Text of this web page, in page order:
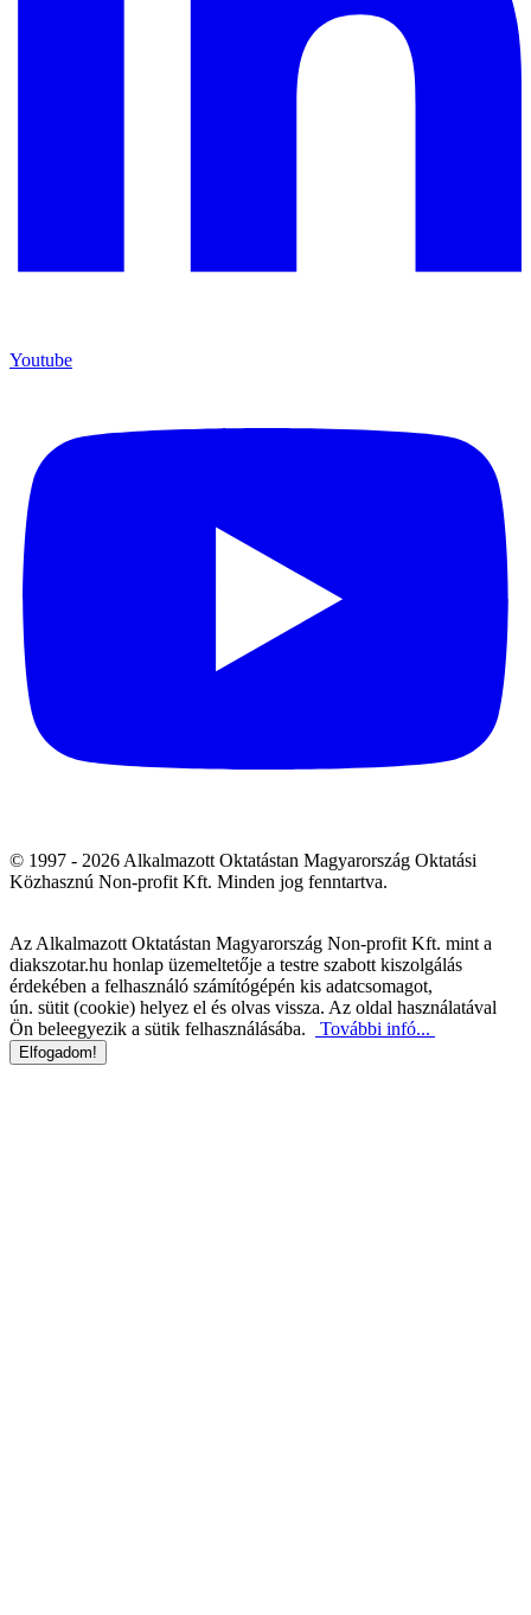
Youtube
© 1997 - 2026 Alkalmazott Oktatástan Magyarország Oktatási
Közhasznú Non-profit Kft. Minden jog fenntartva.
Az Alkalmazott Oktatástan Magyarország Non-profit Kft. mint a
diakszotar.hu honlap üzemeltetője a testre szabott kiszolgálás
érdekében a felhasználó számítógépén kis adatcsomagot,
ún. sütit (cookie) helyez el és olvas vissza. Az oldal használatával
Ön beleegyezik a sütik felhasználásába.
További infó...
Elfogadom!